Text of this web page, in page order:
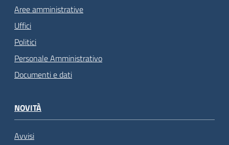
Aree amministrative
Uffici
Politici
Personale Amministrativo
Documenti e dati
NOVITÀ
Avvisi